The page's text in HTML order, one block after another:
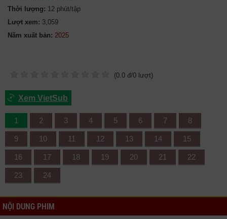
Thời lượng: 12 phút/tập
Lượt xem: 3,059
Năm xuất bản:
(0.0 đ/0 lượt)
Xem VietSub
1 2 3 4 5 6 7 8
9 10 11 12 13 14 15
16 17 18 19 20 21 22
23 24
NỘI DUNG PHIM